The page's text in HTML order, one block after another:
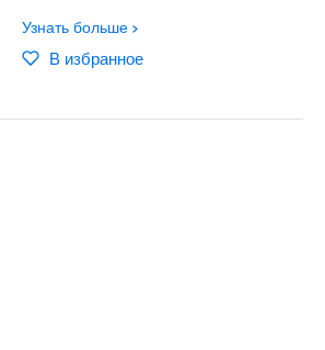
Узнать больше
В избранное